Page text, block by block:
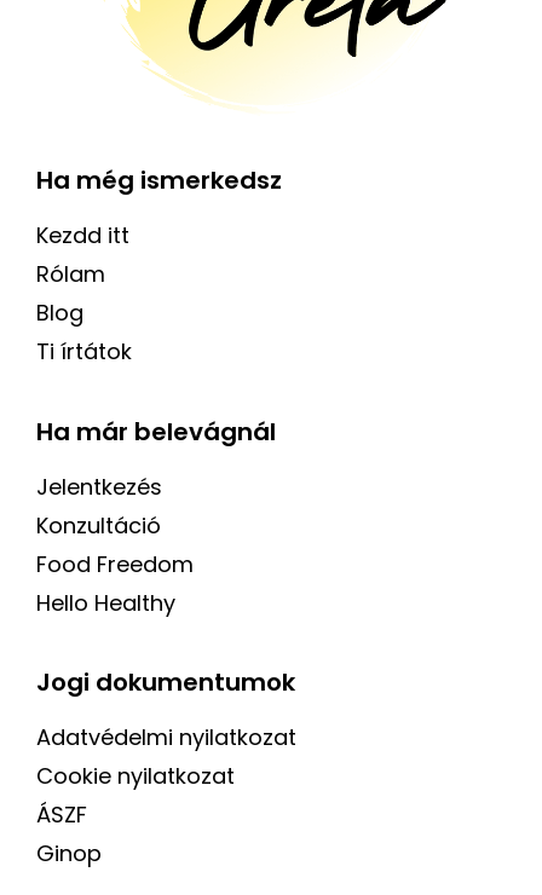
Ha még ismerkedsz
Kezdd itt
Rólam
Blog
Ti írtátok
Ha már belevágnál
Jelentkezés
Konzultáció
Food Freedom
Hello Healthy
Jogi dokumentumok
Adatvédelmi nyilatkozat
Cookie nyilatkozat
ÁSZF
Ginop